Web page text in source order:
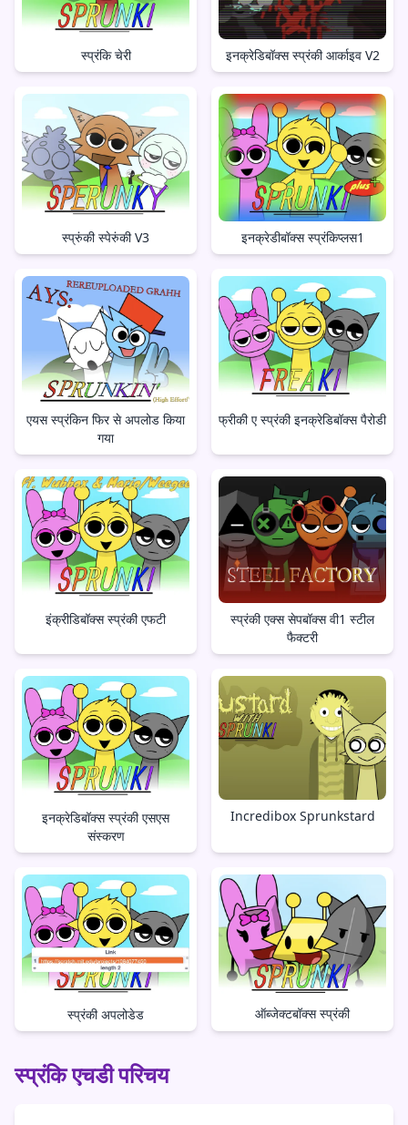
स्प्रंकि चेरी इनक्रेडिबॉक्स स्प्रंकी आर्काइव V2
स्प्रुंकी स्पेरुंकी V3 इनक्रेडीबॉक्स स्प्रंकिप्लस1
एयस स्प्रंकिन फिर से अपलोड किया
गया
फ्रीकी ए स्प्रंकी इनक्रेडिबॉक्स पैरोडी
इंक्रीडिबॉक्स स्प्रंकी एफटी
स्प्रंकी एक्स सेपबॉक्स वी1 स्टील
फैक्टरी
इनक्रेडिबॉक्स स्प्रंकी एसएस
संस्करण
Incredibox Sprunkstard
स्प्रंकी अपलोडेड ऑब्जेक्टबॉक्स स्प्रंकी
स्प्रंकि एचडी परिचय